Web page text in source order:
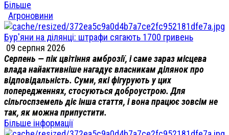
Більше
Агроновини
Бур'яни на ділянці: штрафи сягають 1700 гривень
09 серпня 2026
Серпень — пік цвітіння амброзії, і саме зараз місцева
влада найактивніше нагадує власникам ділянок про
відповідальність. Суми, які фігурують у цих
попередженнях, стосуються доброустрою. Для
сільгоспземель діє інша стаття, і вона працює зовсім не
так, як можна припустити.
Більше інформації